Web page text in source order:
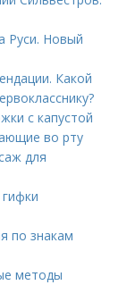
Руси. Новый
Какой
с капустой
во рту
для
по знакам
методы